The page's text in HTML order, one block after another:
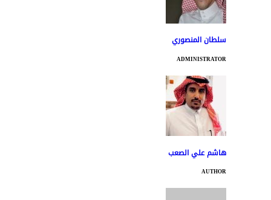
سلطان المنصوري
ADMINISTRATOR
هاشم علي الصعب
AUTHOR